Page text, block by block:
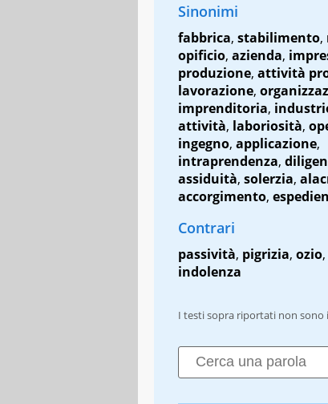
Sinonimi
fabbrica, stabilimento,
opificio, azienda,
produzione, attività
lavorazione,
imprenditoria,
attività, laboriosità,
ingegno, applicazione,
intraprendenza,
assiduità, solerzia,
accorgimento,
Contrari
passività, pigrizia, ozio,
indolenza
I testi sopra riportati non sono